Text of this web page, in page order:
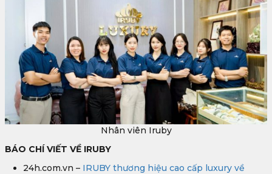
Nhân viên Iruby
BÁO CHÍ VIẾT VỀ IRUBY
24h.com.vn – IRUBY thương hiệu cao cấp luxury về